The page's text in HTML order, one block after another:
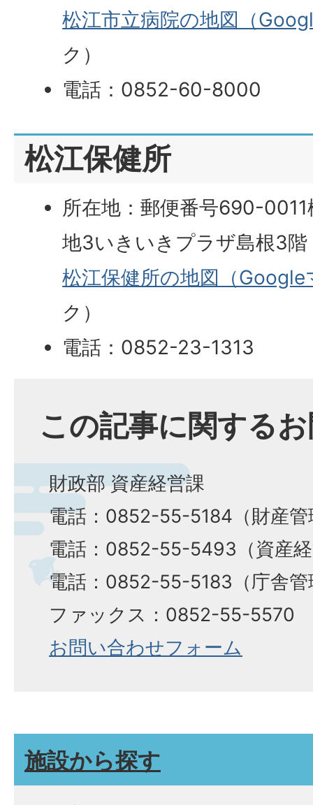
松江市立病院の地図（
ク）
電話：0852-60-8000
松江保健所
所在地：郵便番号690-0011
地3いきいきプラザ島根3階
松江保健所の地図（Google
ク）
電話：0852-23-1313
この記事に関する
財政部 資産経営課
電話：0852-55-5184（財産管
電話：0852-55-5493（資産
電話：0852-55-5183（庁舎管
ファックス：0852-55-5570​​​​​​​
お問い合わせフォーム
施設から探す